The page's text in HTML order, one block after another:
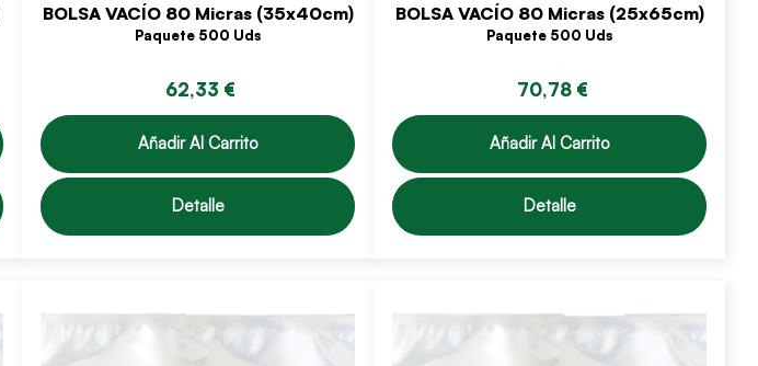
BOLSA VACÍO 80 Micras (35x40cm)
Paquete 500 Uds
62,33 €
Añadir Al Carrito
Detalle
BOLSA VACÍO 80 Micras (25x65cm)
Paquete 500 Uds
70,78 €
Añadir Al Carrito
Detalle